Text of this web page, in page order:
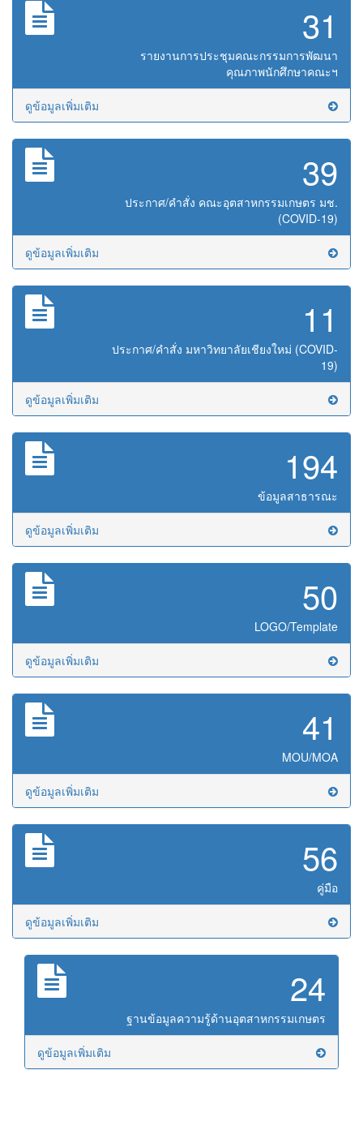
31
รายงานการประชุมคณะกรรมการพัฒนา
คุณภาพนักศึกษาคณะฯ
ดูข้อมูลเพิ่มเติม
39
ประกาศ/คำสั่ง คณะอุตสาหกรรมเกษตร มช.
(COVID-19)
ดูข้อมูลเพิ่มเติม
11
ประกาศ/คำสั่ง มหาวิทยาลัยเชียงใหม่ (COVID-
19)
ดูข้อมูลเพิ่มเติม
194
ข้อมูลสาธารณะ
ดูข้อมูลเพิ่มเติม
50
LOGO/Template
ดูข้อมูลเพิ่มเติม
41
MOU/MOA
ดูข้อมูลเพิ่มเติม
56
คู่มือ
ดูข้อมูลเพิ่มเติม
24
ฐานข้อมูลความรู้ด้านอุตสาหกรรมเกษตร
ดูข้อมูลเพิ่มเติม